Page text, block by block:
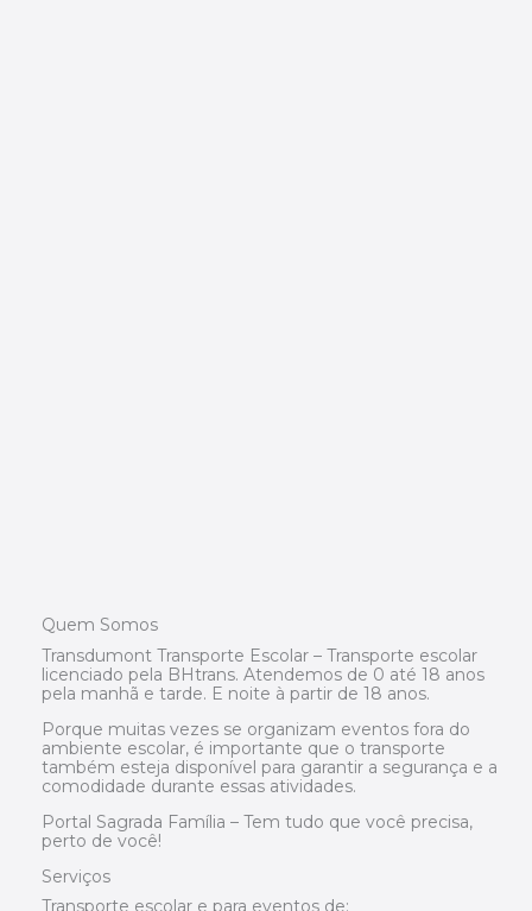
Quem Somos
Transdumont Transporte Escolar – Transporte escolar
licenciado pela BHtrans. Atendemos de 0 até 18 anos
pela manhã e tarde. E noite à partir de 18 anos.
Porque muitas vezes se organizam eventos fora do
ambiente escolar, é importante que o transporte
também esteja disponível para garantir a segurança e a
comodidade durante essas atividades.
Portal Sagrada Família – Tem tudo que você precisa,
perto de você!
Serviços
Transporte escolar e para eventos de: